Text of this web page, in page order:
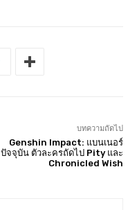
บทความถัดไป
Genshin Impact: แบนเนอร์
ปัจจุบัน ตัวละครถัดไป Pity และ
Chronicled Wish